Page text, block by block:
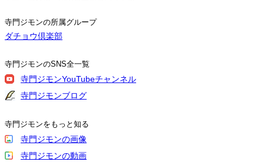
寺門ジモンの所属グループ
ダチョウ倶楽部
寺門ジモンのSNS全一覧
寺門ジモンYouTubeチャンネル
寺門ジモンブログ
寺門ジモンをもっと知る
寺門ジモンの画像
寺門ジモンの動画